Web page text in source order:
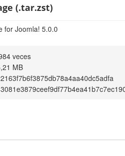
(.tar.zst)
for Joomla! 5.0.0
veces
MB